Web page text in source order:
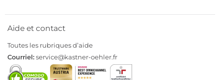
Aide et contact
Toutes les rubriques d’aide
Courriel:service@kastner-oehler.fr